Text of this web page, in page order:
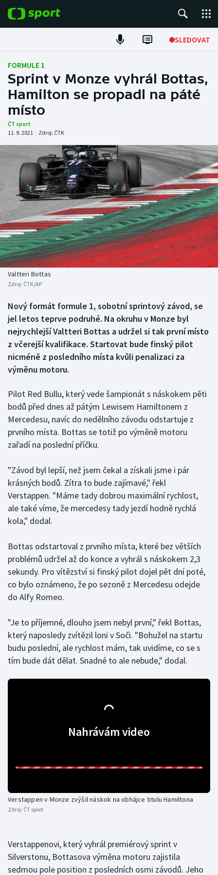
SLEDOVAT
Fotbal
Hokej
Tenis
Atletika
Cyklistika
DALŠÍ SPORTY
Americký fotbal
Baseball a softbal
Basketbal
Biatlon
Box
Curling
Dostihy
Florbal
Futsal
Golf
Házená
Jezdectví
Krasobruslení
Lezení
Lyže a snowboard
Moderní pětiboj
Motorsport
Ragby
Rychlostní kanoistika
Sportovní střelba
NEPŘEHLÉDNĚTE
Soutěže
Historické návraty
Aplikace ČT sport
FORMULE 1
Sprint v Monze vyhrál Bottas,
Hamilton se propadl na páté
místo
ČT sport
11. 9. 2021 | Zdroj: ČTK
Valtteri Bottas
Zdroj: ČTK/AP
Nový formát formule 1, sobotní sprintový závod, se
jel letos teprve podruhé. Na okruhu v Monze byl
nejrychlejší Valtteri Bottas a udržel si tak první místo
z včerejší kvalifikace. Startovat bude finský pilot
nicméně z posledního místa kvůli penalizaci za
výměnu motoru.
Pilot Red Bullu, který vede šampionát s náskokem pěti
bodů před dnes až pátým Lewisem Hamiltonem z
Mercedesu, navíc do nedělního závodu odstartuje z
prvního místa. Bottas se totiž po výměně motoru
zařadí na poslední příčku.
"Závod byl lepší, než jsem čekal a získali jsme i pár
krásných bodů. Zítra to bude zajímavé," řekl
Verstappen. "Máme tady dobrou maximální rychlost,
ale také víme, že mercedesy tady jezdí hodně rychlá
kola," dodal.
Bottas odstartoval z prvního místa, které bez větších
problémů udržel až do konce a vyhrál s náskokem 2,3
sekundy. Pro vítězství si finský pilot dojel pět dní poté,
co bylo oznámeno, že po sezoně z Mercedesu odejde
do Alfy Romeo.
"Je to příjemné, dlouho jsem nebyl první," řekl Bottas,
který naposledy zvítězil loni v Soči. "Bohužel na startu
budu poslední, ale rychlost mám, tak uvidíme, co se s
tím bude dát dělat. Snadné to ale nebude," dodal.
Nahrávám video
Verstappen v Monze zvýšil náskok na obhájce titulu Hamiltona
Zdroj: ČT sport
Verstappenovi, který vyhrál premiérový sprint v
Silverstonu, Bottasova výměna motoru zajistila
sedmou pole position z posledních osmi závodů. Jeho